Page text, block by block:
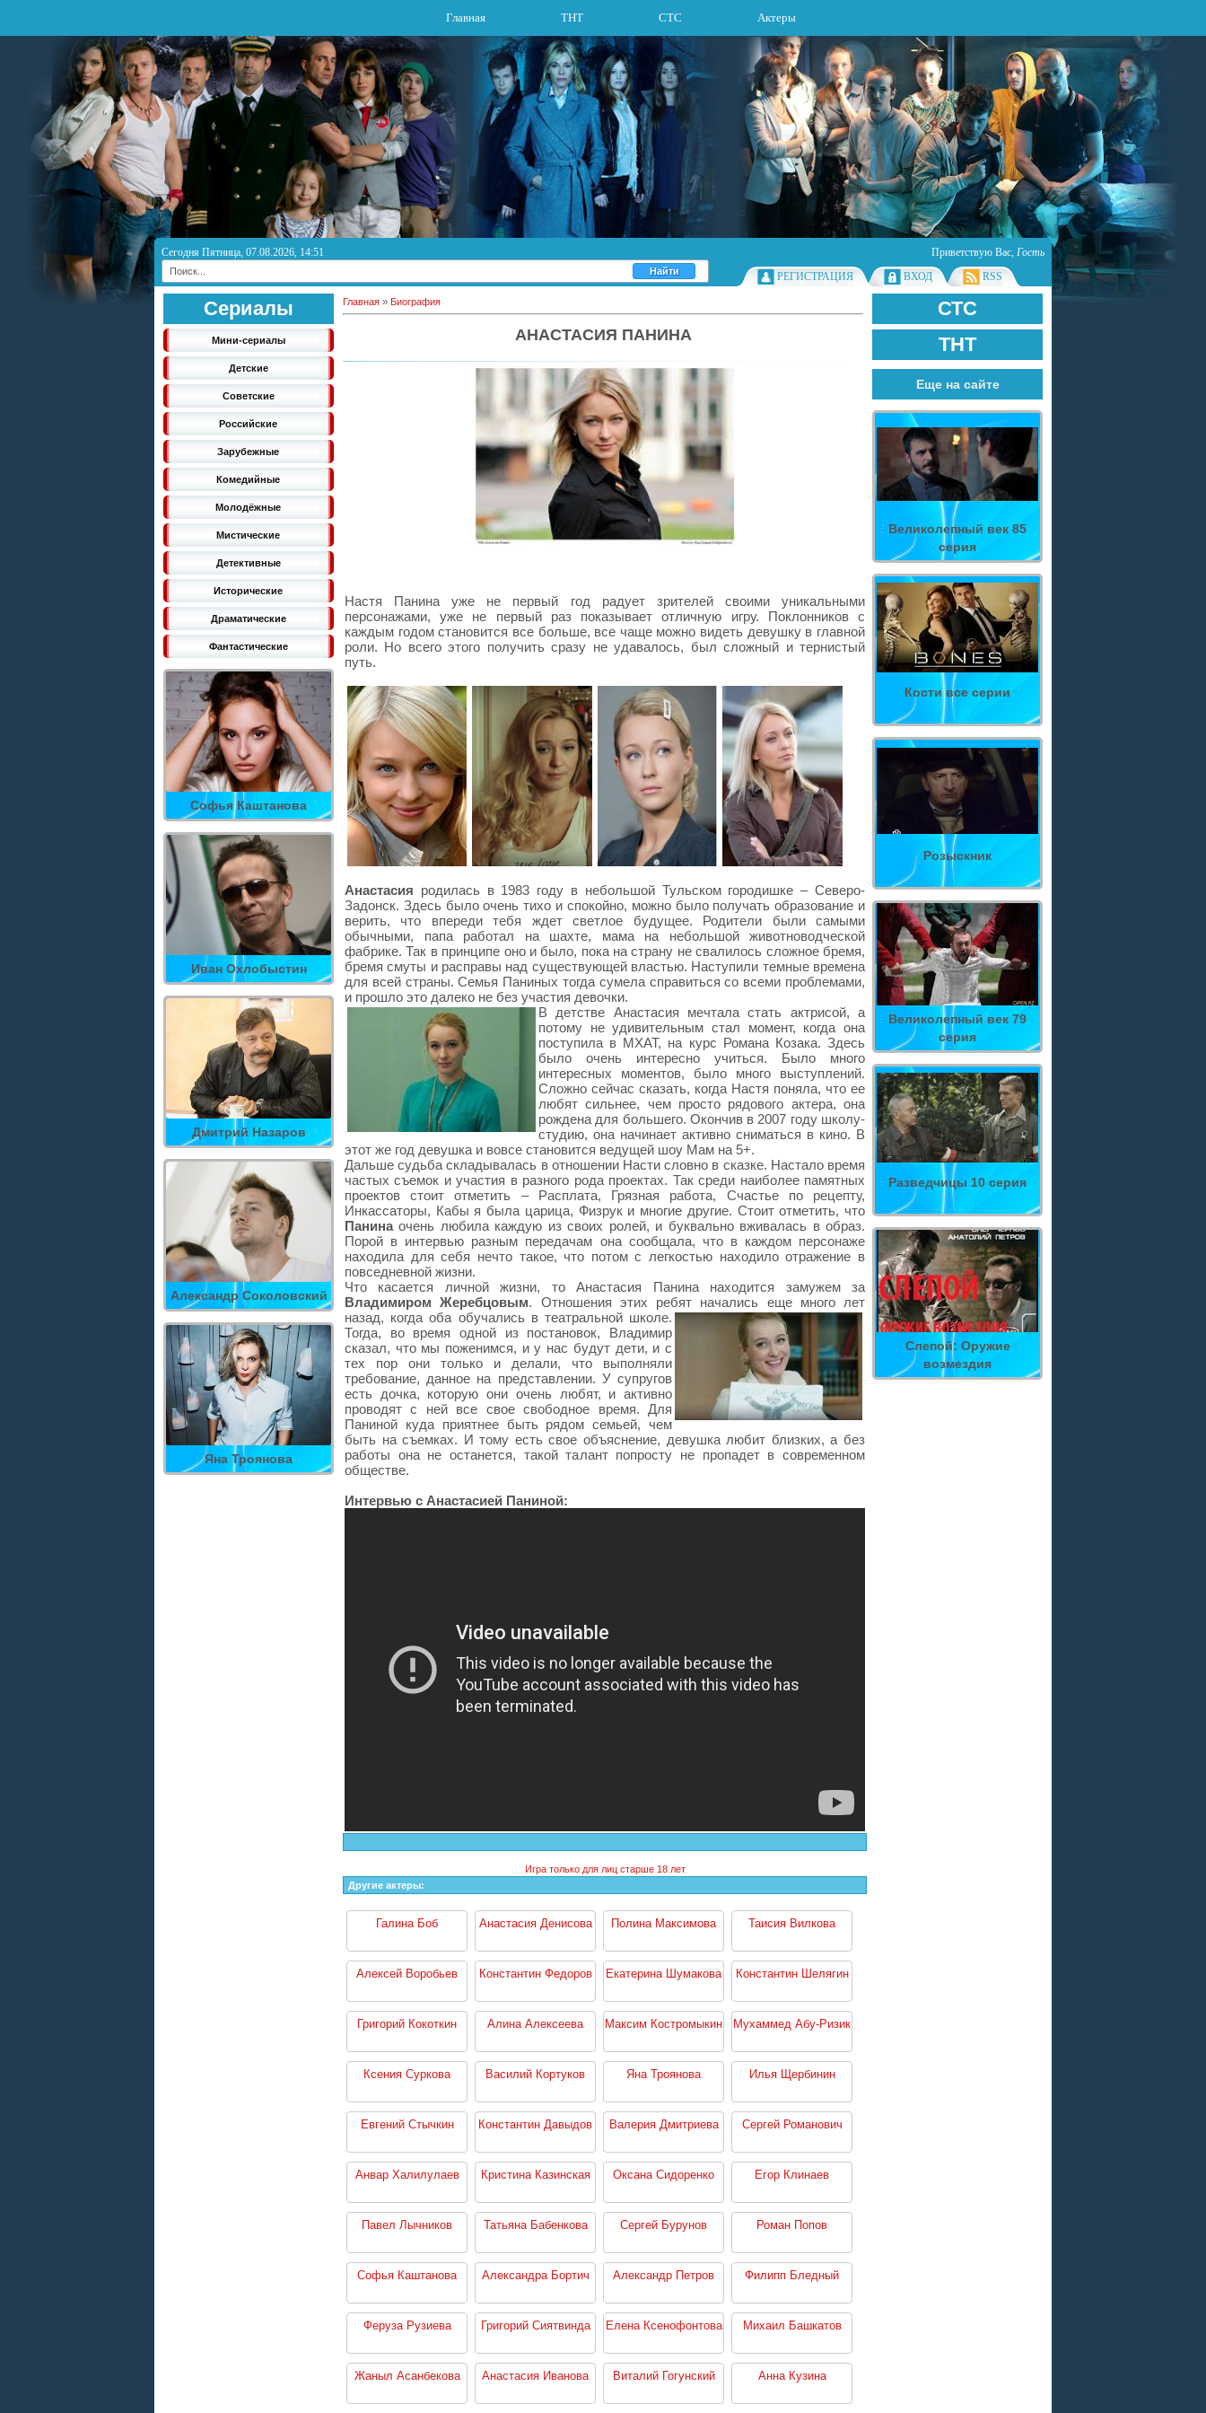
Главная ТНТ СТС Актеры
Сегодня Пятница, 07.08.2026, 14:51 Приветствую Вас, Гость
РЕГИСТРАЦИЯ
ВХОД RSS
Сериалы
Мини-сериалы
Детские
Советские
Российские
Зарубежные
Комедийные
Молодёжные
Мистические
Детективные
Исторические
Драматические
Фантастические
Софья Каштанова
Иван Охлобыстин
Дмитрий Назаров
Александр Соколовский
Яна Троянова
СТС
ТНТ
Еще на сайте
Великолепный век 85
серия
Кости все серии
Розыскник
Великолепный век 79
серия
Разведчицы 10 серия
Слепой: Оружие
возмездия
Главная » Биография
АНАСТАСИЯ ПАНИНА
Настя Панина уже не первый год радует зрителей своими уникальными
персонажами, уже не первый раз показывает отличную игру. Поклонников с
каждым годом становится все больше, все чаще можно видеть девушку в главной
роли. Но всего этого получить сразу не удавалось, был сложный и тернистый
путь.
Анастасия родилась в 1983 году в небольшой Тульском городишке – Северо-
Задонск. Здесь было очень тихо и спокойно, можно было получать образование и
верить, что впереди тебя ждет светлое будущее. Родители были самыми
обычными, папа работал на шахте, мама на небольшой животноводческой
фабрике. Так в принципе оно и было, пока на страну не свалилось сложное бремя,
бремя смуты и расправы над существующей властью. Наступили темные времена
для всей страны. Семья Паниных тогда сумела справиться со всеми проблемами,
и прошло это далеко не без участия девочки.
В детстве Анастасия мечтала стать актрисой, а
потому не удивительным стал момент, когда она
поступила в МХАТ, на курс Романа Козака. Здесь
было очень интересно учиться. Было много
интересных моментов, было много выступлений.
Сложно сейчас сказать, когда Настя поняла, что ее
любят сильнее, чем просто рядового актера, она
рождена для большего. Окончив в 2007 году школу-
студию, она начинает активно сниматься в кино. В
этот же год девушка и вовсе становится ведущей шоу Мам на 5+.
Дальше судьба складывалась в отношении Насти словно в сказке. Настало время
частых съемок и участия в разного рода проектах. Так среди наиболее памятных
проектов стоит отметить – Расплата, Грязная работа, Счастье по рецепту,
Инкассаторы, Кабы я была царица, Физрук и многие другие. Стоит отметить, что
Панинаочень любила каждую из своих ролей, и буквально вживалась в образ.
Порой в интервью разным передачам она сообщала, что в каждом персонаже
находила для себя нечто такое, что потом с легкостью находило отражение в
повседневной жизни.
Что касается личной жизни, то Анастасия Панина находится замужем за
Владимиром Жеребцовым. Отношения этих ребят начались еще много лет
назад, когда оба обучались в театральной школе.
Тогда, во время одной из постановок, Владимир
сказал, что мы поженимся, и у нас будут дети, и с
тех пор они только и делали, что выполняли
требование, данное на представлении. У супругов
есть дочка, которую они очень любят, и активно
проводят с ней все свое свободное время. Для
Паниной куда приятнее быть рядом семьей, чем
быть на съемках. И тому есть свое объяснение, девушка любит близких, а без
работы она не останется, такой талант попросту не пропадет в современном
обществе.
Интервью с Анастасией Паниной:
Игра только для лиц старше 18 лет
Другие актеры:
Галина Боб Анастасия Денисова Полина Максимова Таисия Вилкова
Алексей Воробьев Константин Федоров Екатерина Шумакова Константин Шелягин
Григорий Кокоткин Алина Алексеева Максим Костромыкин Мухаммед Абу-Ризик
Ксения Суркова Василий Кортуков Яна Троянова Илья Щербинин
Евгений Стычкин Константин Давыдов Валерия Дмитриева Сергей Романович
Анвар Халилулаев Кристина Казинская Оксана Сидоренко Егор Клинаев
Павел Лычников Татьяна Бабенкова Сергей Бурунов Роман Попов
Софья Каштанова Александра Бортич Александр Петров Филипп Бледный
Феруза Рузиева Григорий Сиятвинда Елена Ксенофонтова Михаил Башкатов
Жаныл Асанбекова Анастасия Иванова Виталий Гогунский Анна Кузина